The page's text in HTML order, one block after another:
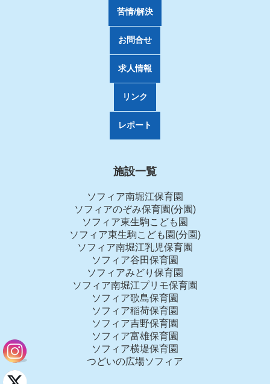
苦情/解決
お問合せ
求人情報
リンク
レポート
施設一覧
ソフィア南堀江保育園
ソフィアのぞみ保育園(分園)
ソフィア東生駒こども園
ソフィア東生駒こども園(分園)
ソフィア南堀江乳児保育園
ソフィア谷田保育園
ソフィアみどり保育園
ソフィア南堀江プリモ保育園
ソフィア歌島保育園
ソフィア稲荷保育園
ソフィア吉野保育園
ソフィア富雄保育園
ソフィア横堤保育園
つどいの広場ソフィア